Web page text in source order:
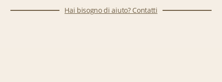
Hai bisogno di aiuto? Contatti